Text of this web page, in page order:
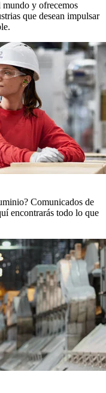
mundo y ofrecemos
que desean impulsar
Comunicados de
encontrarás todo lo que